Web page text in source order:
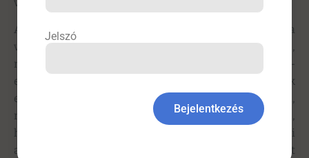
A tudományos bizonyítékok értékelésekor fontos a
vizsgálat logikájának és a módszertanának megértése,
mielőtt következtetéseket vonnánk le abból, hogy egy-
egy vizsgálati eredmény hogyan viszonyul mások
eredményeihez – hangsúlyozta Smith. Mint mondta,
rendkívül sokat profitálhat a kutatás-fejlesztés abból,
ha kritikus szemlélet és szakmai párbeszéd alakul ki
az adott kutatási területen. A tiszta helyzetértékelést
Jelszó
Bejelentkezés